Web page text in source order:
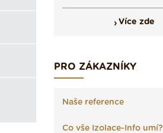
Více zde
PRO ZÁKAZNÍKY
Naše reference
Co vše Izolace-Info umí?